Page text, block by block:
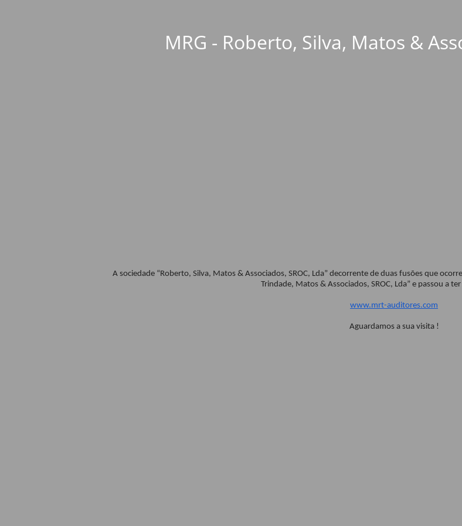
MRG - Roberto, Silva, Matos &
A sociedade “Roberto, Silva, Matos & Associados, SROC, Lda” decorrente de duas fusões que
Trindade, Matos & Associados, SROC, Lda” e passou a
www.mrt-auditores.com
Aguardamos a sua visita !